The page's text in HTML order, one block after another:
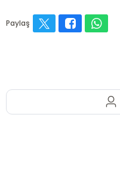
Paylaş